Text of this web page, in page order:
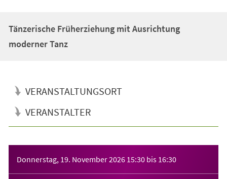
Tänzerische Früherziehung mit Ausrichtung
moderner Tanz
VERANSTALTUNGSORT
VERANSTALTER
Donnerstag, 19. November 2026 15:30 bis 16:30